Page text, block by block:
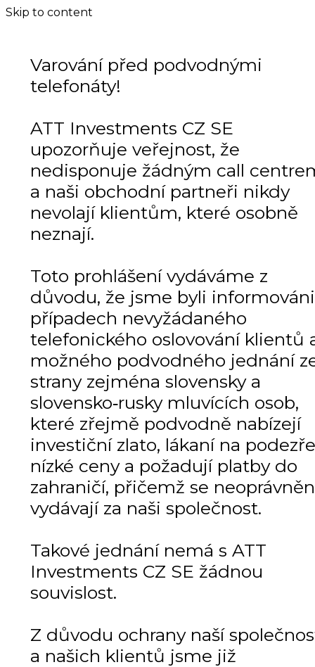
Skip to content
Varování před podvodnými
telefonáty!
ATT Investments CZ SE
upozorňuje veřejnost, že
nedisponuje žádným call
a naši obchodní partneři nikdy
nevolají klientům, které osobně
neznají.
Toto prohlášení vydáváme z
důvodu, že jsme byli
případech nevyžádaného
telefonického oslovování klientů
možného podvodného jednání
strany zejména slovensky a
slovensko‑rusky mluvících osob,
které zřejmě podvodně nabízejí
investiční zlato, lákaní na
nízké ceny a požadují platby do
zahraničí, přičemž se
vydávají za naši společnost.
Takové jednání nemá s ATT
Investments CZ SE žádnou
souvislost.
Z důvodu ochrany naší
a našich klientů jsme již